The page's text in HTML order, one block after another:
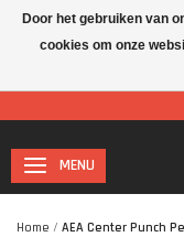
Let op: I.v.m. de
MENU
Home / AEA Center Punch
Door het gebruiken van
cookies om onze